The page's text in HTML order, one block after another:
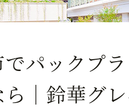
パックプ
｜鈴華グ